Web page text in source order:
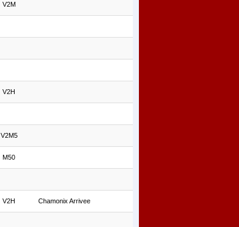
V2M
V2H
V2M5
M50
V2H Chamonix Arrivee